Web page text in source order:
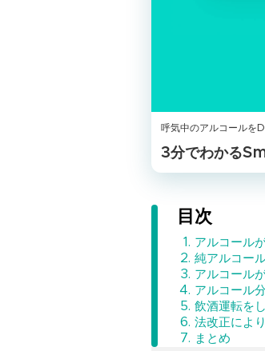
呼気中のアルコールを
3分でわかる
目次
アルコール
純アルコー
アルコール
アルコール
飲酒運転を
法改正によ
まとめ